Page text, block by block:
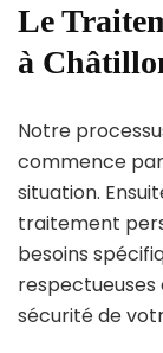
Le
à
Notre
commence
situation.
traitement
besoins
sécurité de